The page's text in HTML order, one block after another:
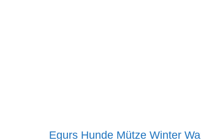
Egurs Hunde Mütze Winter